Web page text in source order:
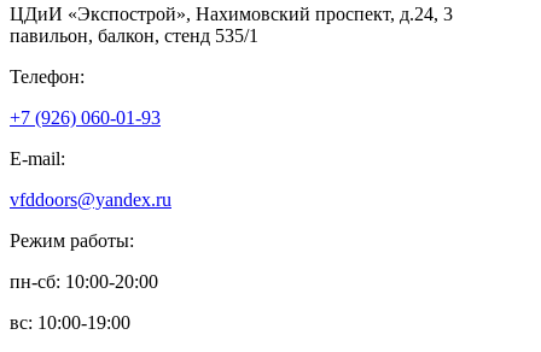
ЦДиИ «Экспострой», Нахимовский проспект, д.24, 3
павильон, балкон, стенд 535/1
Телефон:
+7 (926) 060-01-93
E-mail:
vfddoors@yandex.ru
Режим работы:
пн-сб: 10:00-20:00
вс: 10:00-19:00